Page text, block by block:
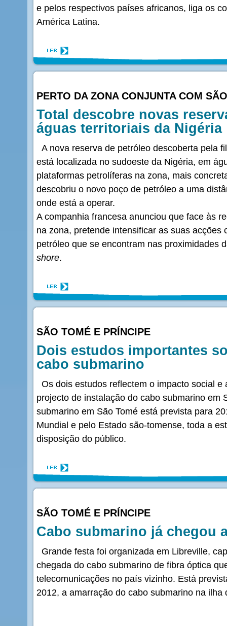
e pelos respectivos países africanos, liga os
América Latina.
PERTO DA ZONA CONJUNTA COM
Total descobre novas
águas territoriais da Nigéria
A nova reserva de petróleo descoberta pela
está localizada no sudoeste da Nigéria, em
plataformas petrolíferas na zona, mais
descobriu o novo poço de petróleo a uma
onde está a operar.
A companhia francesa anunciou que face às
na zona, pretende intensificar as suas acções
petróleo que se encontram nas proximidades
shore.
SÃO TOMÉ E PRÍNCIPE
Dois estudos importantes
cabo submarino
Os dois estudos reflectem o impacto social
projecto de instalação do cabo submarino em
submarino em São Tomé está prevista para
Mundial e pelo Estado são-tomense, toda a
disposição do público.
SÃO TOMÉ E PRÍNCIPE
Cabo submarino já chegou
Grande festa foi organizada em Libreville,
chegada do cabo submarino de fibra óptica
telecomunicações no país vizinho. Está
2012, a amarração do cabo submarino na ilha